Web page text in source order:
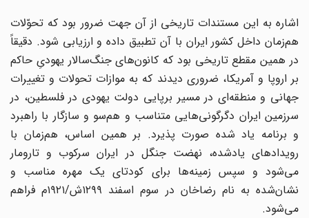
اشاره به این مستندات تاریخی از آن جهت ضرور بود که تحوّلات
هم‌زمان داخل کشور ایران با آن تطبیق داده و ارزیابی شود. دقیقاً
در همین مقطع تاریخی بود که کانون‌های جنگ‌سالار یهودیِ حاکم
بر اروپا و آمریکا، ضروری دیدند که به موازات تحولات و تغییرات
جهانی و منطقه‌ای در مسیر برپایی دولت یهودی در فلسطین، در
سرزمین ایران دگرگونی‌هایی متناسب و هم‌سو و سازگار با راهبرد
و برنامه یاد شده صورت پذیرد. بر همین اساس، هم‌زمان با
رویدادهای یادشده، نهضت جنگل در ایران سرکوب و تارومار
می‌شود و سپس زمینه‌ها برای کودتای یک مهره مناسب و
نشان‌شده به نام رضاخان در سوم اسفند ۱۲۹۹ش/۱۹۲۱م فراهم
می‌شود.